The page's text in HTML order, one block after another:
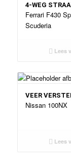
4-WEG
Ferrari F430
Scuderia
Lees
VEER
Nissan 100NX
Lees